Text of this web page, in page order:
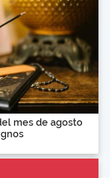
mes de agosto